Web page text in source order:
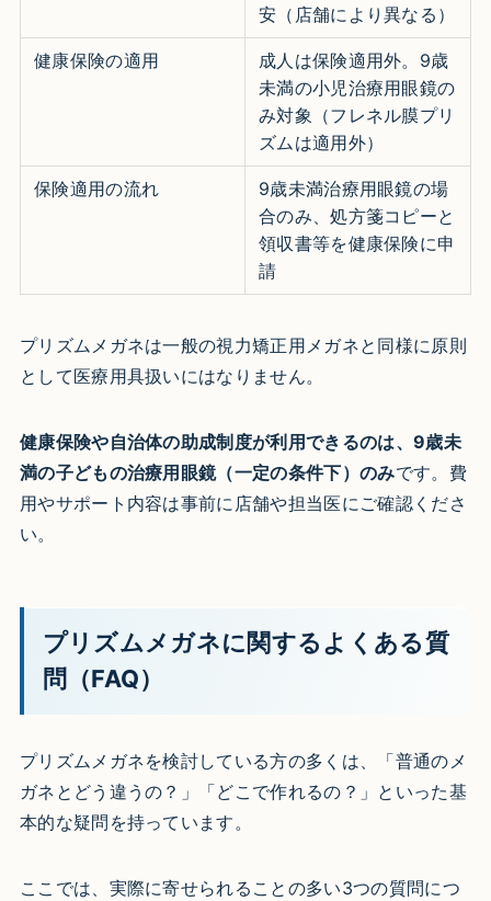
安（店舗により異なる）
健康保険の適用
成人は保険適用外。9歳
未満の小児治療用眼鏡の
み対象（フレネル膜プリ
ズムは適用外）
保険適用の流れ
9歳未満治療用眼鏡の場
合のみ、処方箋コピーと
領収書等を健康保険に申
請
プリズムメガネは一般の視力矯正用メガネと同様に原則
として医療用具扱いにはなりません。
健康保険や自治体の助成制度が利用できるのは、9歳未
満の子どもの治療用眼鏡（一定の条件下）のみです。費
用やサポート内容は事前に店舗や担当医にご確認くださ
い。
プリズムメガネに関するよくある質
問（FAQ）
プリズムメガネを検討している方の多くは、「普通のメ
ガネとどう違うの？」「どこで作れるの？」といった基
本的な疑問を持っています。
ここでは、実際に寄せられることの多い3つの質問につ